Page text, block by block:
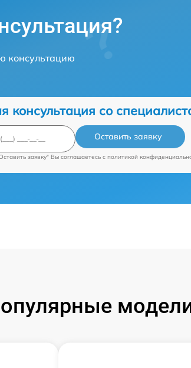
консультацию
консультация со
Оставить заявку
заявку" Вы соглашаетесь c политикой